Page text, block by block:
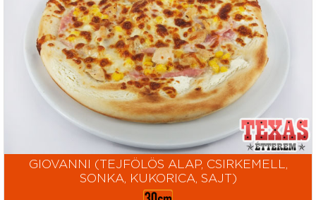
GIOVANNI (TEJFÖLÖS ALAP, CSIRKEMELL,
SONKA, KUKORICA, SAJT)